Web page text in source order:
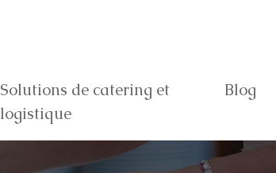
Solutions de catering et
logistique
Blog